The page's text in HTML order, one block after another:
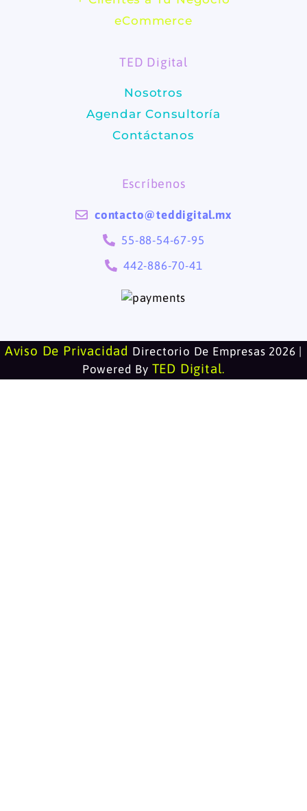
b
o
k
a
r
a
m
eCommerce
TED Digital
Nosotros
Agendar Consultoría
Contáctanos
Escríbenos
contacto@teddigital.mx
55-88-54-67-95
442-886-70-41
Aviso De Privacidad Directorio De Empresas 2026 |
Powered By TED Digital.